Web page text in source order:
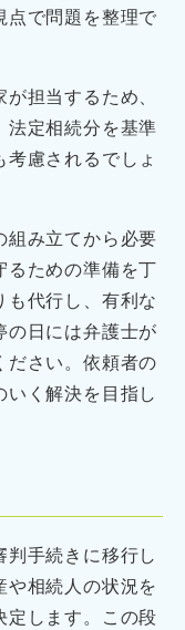
点で問題を整理で
担当するため、
法定相続分を基準
慮されるでしょ
組み立てから必要
るための準備を丁
代行し、有利な
の日には弁護士が
ださい。依頼者の
く解決を目指し
手続きに移行し
や相続人の状況を
定します。この段